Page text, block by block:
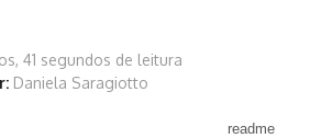
41 segundos de leitura
Daniela Saragiotto
readme